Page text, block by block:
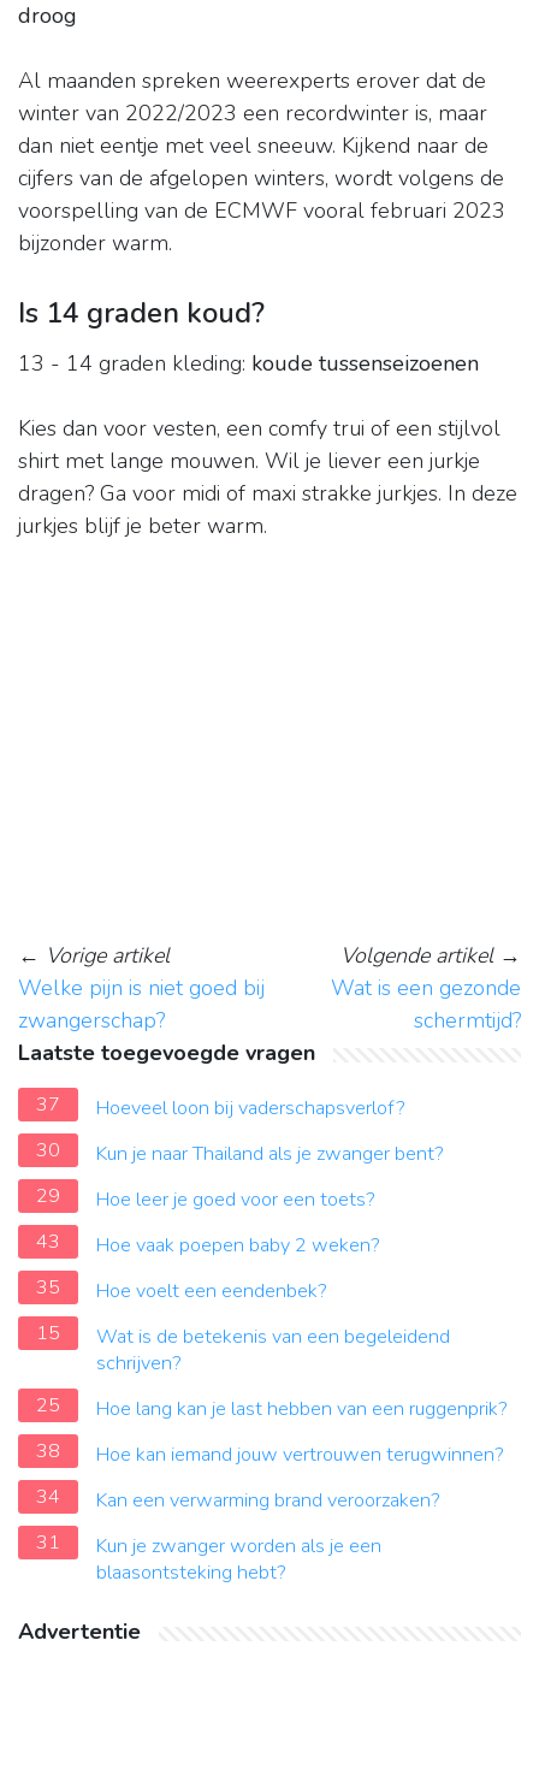
droog
Al maanden spreken weerexperts erover dat de
winter van 2022/2023 een recordwinter is, maar
dan niet eentje met veel sneeuw. Kijkend naar de
cijfers van de afgelopen winters, wordt volgens de
voorspelling van de ECMWF vooral februari 2023
bijzonder warm.
Is 14 graden koud?
13 - 14 graden kleding: koude tussenseizoenen
Kies dan voor vesten, een comfy trui of een stijlvol
shirt met lange mouwen. Wil je liever een jurkje
dragen? Ga voor midi of maxi strakke jurkjes. In deze
jurkjes blijf je beter warm.
← Vorige artikel
Welke pijn is niet goed bij
zwangerschap?
Volgende artikel→
Wat is een gezonde
schermtijd?
Laatste toegevoegde vragen
37
Hoeveel loon bij vaderschapsverlof?
30
Kun je naar Thailand als je zwanger bent?
29
Hoe leer je goed voor een toets?
43
Hoe vaak poepen baby 2 weken?
35
Hoe voelt een eendenbek?
15
Wat is de betekenis van een begeleidend
schrijven?
25
Hoe lang kan je last hebben van een ruggenprik?
38
Hoe kan iemand jouw vertrouwen terugwinnen?
34
Kan een verwarming brand veroorzaken?
31
Kun je zwanger worden als je een
blaasontsteking hebt?
Advertentie